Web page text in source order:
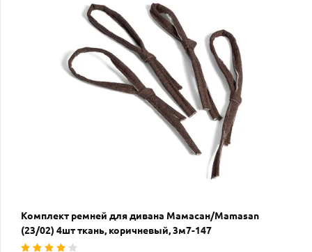
Комплект ремней для дивана Мамасан/Mamasan
(23/02) 4шт ткань, коричневый, 3м7-147